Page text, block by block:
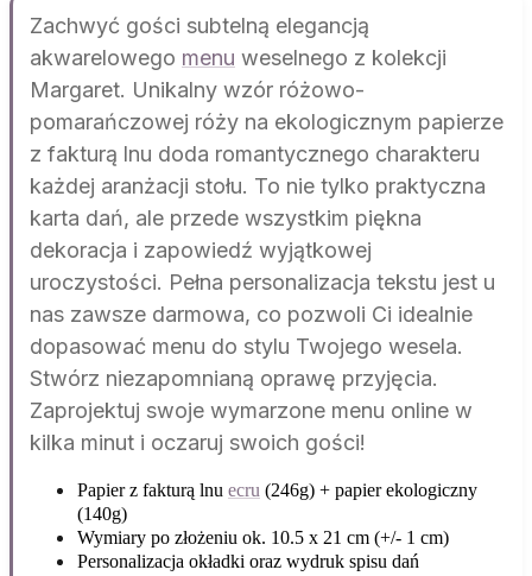
Zachwyć gości subtelną elegancją
akwarelowego menu weselnego z kolekcji
Margaret. Unikalny wzór różowo-
pomarańczowej róży na ekologicznym papierze
z fakturą lnu doda romantycznego charakteru
każdej aranżacji stołu. To nie tylko praktyczna
karta dań, ale przede wszystkim piękna
dekoracja i zapowiedź wyjątkowej
uroczystości. Pełna personalizacja tekstu jest u
nas zawsze darmowa, co pozwoli Ci idealnie
dopasować menu do stylu Twojego wesela.
Stwórz niezapomnianą oprawę przyjęcia.
Zaprojektuj swoje wymarzone menu online w
kilka minut i oczaruj swoich gości!
Papier z fakturą lnu ecru (246g) + papier ekologiczny
(140g)
Wymiary po złożeniu ok. 10.5 x 21 cm (+/- 1 cm)
Personalizacja okładki oraz wydruk spisu dań